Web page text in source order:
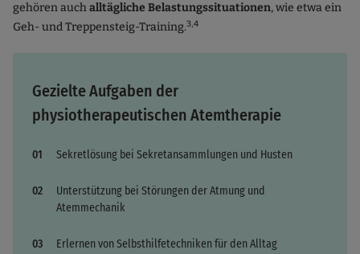
gehören auchalltägliche Belastungssituationen, wie etwa ein
Geh- und Treppensteig-Training.3,4
Gezielte Aufgaben der
physiotherapeutischen Atemtherapie
Sekretlösung bei Sekretansammlungen und Husten
Unterstützung bei Störungen der Atmung und
Atemmechanik
Erlernen von Selbsthilfetechniken für den Alltag